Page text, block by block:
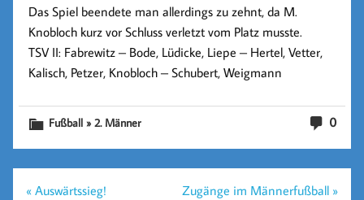
Das Spiel beendete man allerdings zu zehnt, da M.
Knobloch kurz vor Schluss verletzt vom Platz musste.
TSV II: Fabrewitz – Bode, Lüdicke, Liepe – Hertel, Vetter,
Kalisch, Petzer, Knobloch – Schubert, Weigmann
0
Fußball » 2. Männer
Beitragsnavigation
« Auswärtssieg! Zugänge im Männerfußball »